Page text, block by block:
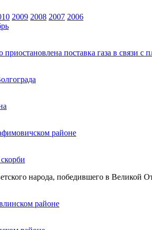
2009 2008 2007 2006
поставка газа в связи
районе
народа, победившего в Великой
районе